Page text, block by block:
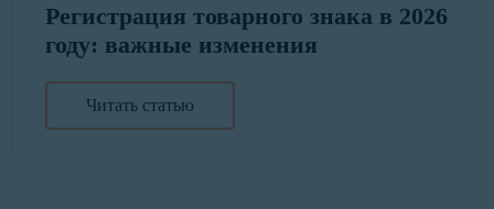
Регистрация товарного знака в 2026
году: важные изменения
Читать статью